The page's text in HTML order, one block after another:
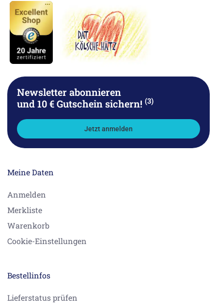
Newsletter abonnieren
und 10 € Gutschein sichern! (3)
Jetzt anmelden
Meine Daten
Anmelden
Merkliste
Warenkorb
Cookie-Einstellungen
Bestellinfos
Lieferstatus prüfen